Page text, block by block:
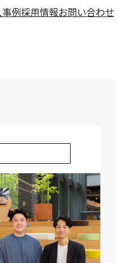
例採用情報お問い合わせ